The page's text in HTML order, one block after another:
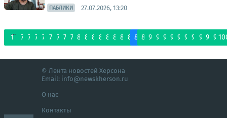
ПАБЛИКИ 27.07.2026, 13:20
1
...
72 73 74 75 76 77 78 798081 8283848586 8788899091 92 93949596 97 9899
© Лента новостей Херсона
Email: info@newskherson.ru
О нас
Контакты